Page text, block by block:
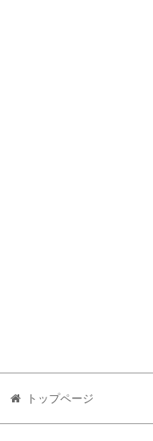
トップページ